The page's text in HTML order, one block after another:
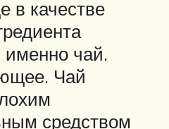
в качестве
именно чай.
Чай
средством